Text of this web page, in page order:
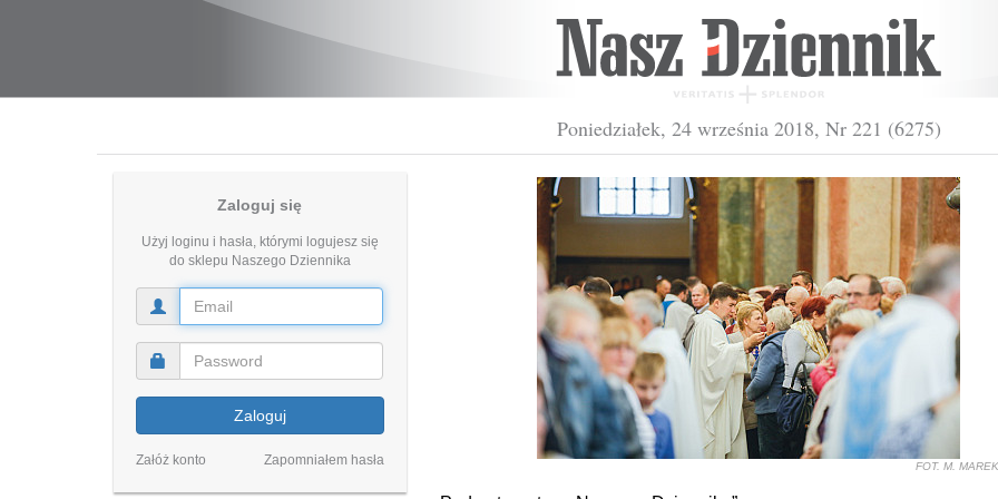
Poniedziałek, 24 września 2018, Nr 221 (6275)
Zaloguj się
Użyj loginu i hasła, którymi logujesz się
do sklepu Naszego Dziennika
Zaloguj
Załóż konto Zapomniałem hasła FOT. M. MAREK